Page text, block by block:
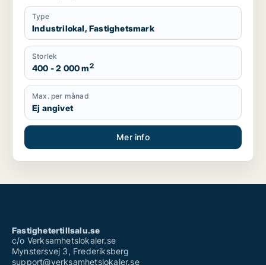
Type
Industrilokal, Fastighetsmark
Storlek
400 - 2 000 m2
Max. per månad
Ej angivet
Mer info
Fastighetertillsalu.se
c/o Verksamhetslokaler.se
Mynstersvej 3, Frederiksberg
support@verksamhetslokaler.se